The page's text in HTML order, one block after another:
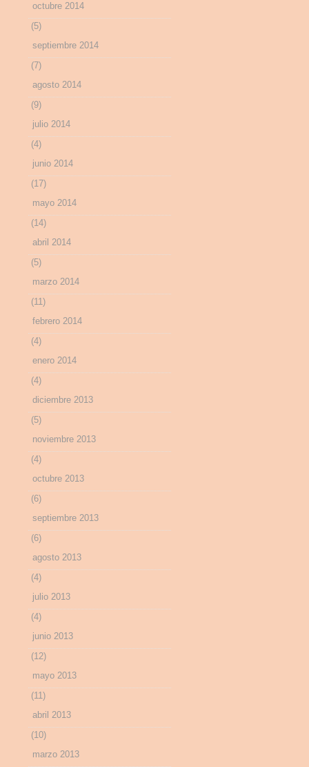
octubre 2014
(5)
septiembre 2014
(7)
agosto 2014
(9)
julio 2014
(4)
junio 2014
(17)
mayo 2014
(14)
abril 2014
(5)
marzo 2014
(11)
febrero 2014
(4)
enero 2014
(4)
diciembre 2013
(5)
noviembre 2013
(4)
octubre 2013
(6)
septiembre 2013
(6)
agosto 2013
(4)
julio 2013
(4)
junio 2013
(12)
mayo 2013
(11)
abril 2013
(10)
marzo 2013